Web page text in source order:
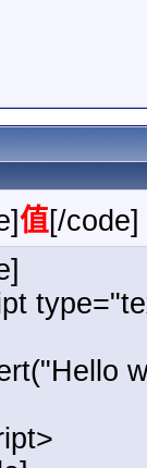
值[/code]